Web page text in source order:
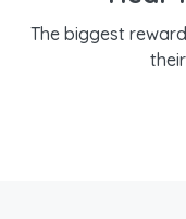
The biggest